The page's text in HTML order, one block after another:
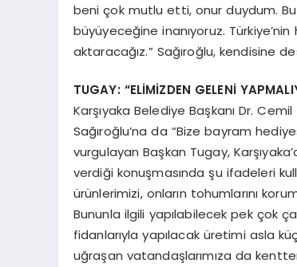
beni çok mutlu etti, onur duydum.
büyüyeceğine inanıyoruz.
aktaracağız.” Sağıroğlu, kendisine
TUGAY: “ELİMİZDEN GELENİ
Karşıyaka Belediye Başkanı Dr.
Sağıroğlu’na da “Bize bayram
vurgulayan Başkan Tugay,
verdiği konuşmasında şu ifadeleri
ürünlerimizi, onların tohumlarını
Bununla ilgili yapılabilecek pek çok
fidanlarıyla yapılacak üretimi asla
uğraşan vatandaşlarımıza da